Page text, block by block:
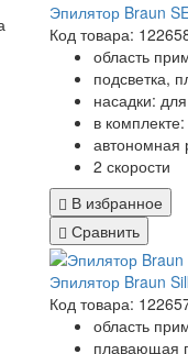
Эпилятор Braun
Код товара:
область
подсветка,
насадки:
в
автономная
2 скорости
В избранное
Сравнить
Эпилятор Braun
Код товара:
область
плавающая